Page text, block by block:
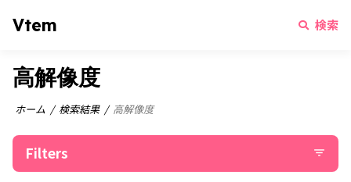
Vtem 検索
高解像度
ホーム 検索結果 高解像度
Filters filter_list